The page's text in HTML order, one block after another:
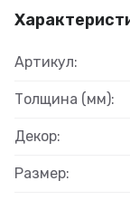
Артикул:
Толщина (мм):
Декор:
Размер: